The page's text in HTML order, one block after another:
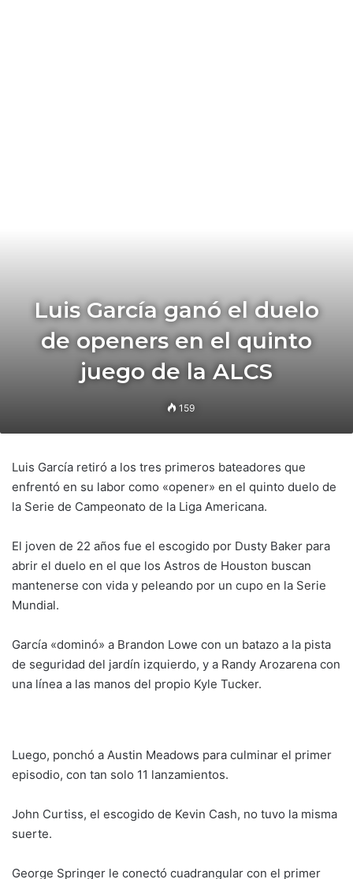
Luis García ganó el duelo
de openers en el quinto
juego de la ALCS
159
Luis García retiró a los tres primeros bateadores que
enfrentó en su labor como «opener» en el quinto duelo de
la Serie de Campeonato de la Liga Americana.
El joven de 22 años fue el escogido por Dusty Baker para
abrir el duelo en el que los Astros de Houston buscan
mantenerse con vida y peleando por un cupo en la Serie
Mundial.
García «dominó» a Brandon Lowe con un batazo a la pista
de seguridad del jardín izquierdo, y a Randy Arozarena con
una línea a las manos del propio Kyle Tucker.
Luego, ponchó a Austin Meadows para culminar el primer
episodio, con tan solo 11 lanzamientos.
John Curtiss, el escogido de Kevin Cash, no tuvo la misma
suerte.
George Springer le conectó cuadrangular con el primer